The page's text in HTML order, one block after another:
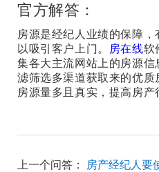
官方解答：
房源是经纪人业绩的保障
以吸引客户上门。 房在线软
集各大主流网站上的房源
滤筛选多渠道获取来的优质
房源量多且真实，提高房产
上一个问答： 房产经纪人要